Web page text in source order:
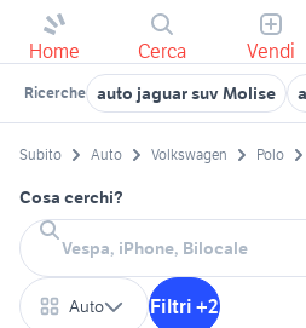
Home Cerca Vendi
Ricerche auto jaguar suv Molise
Subito Auto Volkswagen Polo
Cosa cerchi?
Auto Filtri +2